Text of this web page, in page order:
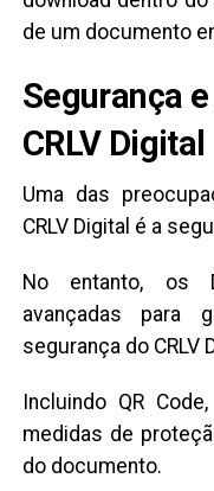
de um documento
Segurança
CRLV Digital
Uma das
CRLV Digital é a
No entanto, os
avançadas para
segurança do CRLV
Incluindo QR
medidas de
do documento.